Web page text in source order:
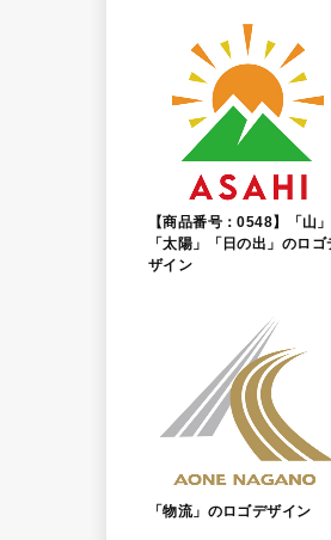
【商品番号：0548】「山」
「太陽」「日の出」のロゴ
ザイン
「物流」のロゴデザイン